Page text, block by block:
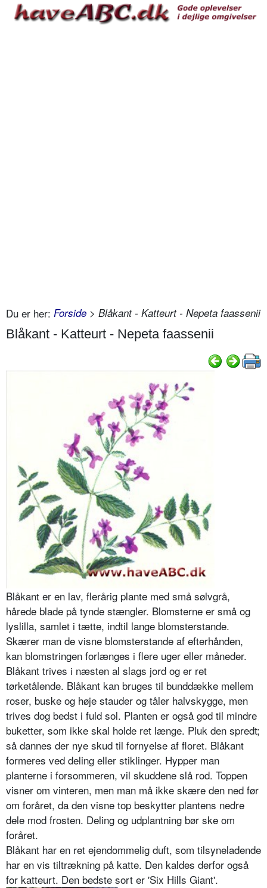
Du er her: Forside > Blåkant - Katteurt - Nepeta faassenii
Blåkant - Katteurt - Nepeta faassenii
Blåkant er en lav, flerårig plante med små sølvgrå,
hårede blade på tynde stængler. Blomsterne er små og
lyslilla, samlet i tætte, indtil lange blom­sterstande.
Skærer man de visne blom­sterstande af efterhånden,
kan blom­stringen forlænges i flere uger eller måneder.
Blåkant trives i næsten al slags jord og er ret
tørketålende. Blåkant kan bruges til bunddække mellem
roser, buske og høje stauder og tåler halvskygge, men
trives dog bedst i fuld sol. Planten er også god til mindre
buketter, som ikke skal holde ret længe. Pluk den spredt;
så dannes der nye skud til fornyelse af floret. Blåkant
formeres ved deling eller stik­linger. Hypper man
planterne i for­sommeren, vil skuddene slå rod. Top­pen
visner om vinteren, men man må ikke skære den ned før
om foråret, da den visne top beskytter plantens nedre
dele mod frosten. Deling og udplant­ning bør ske om
foråret.
Blåkant har en ret ejendommelig duft, som tilsyneladende
har en vis tiltræk­ning på katte. Den kaldes derfor også
for katteurt. Den bedste sort er 'Six Hills Giant'.